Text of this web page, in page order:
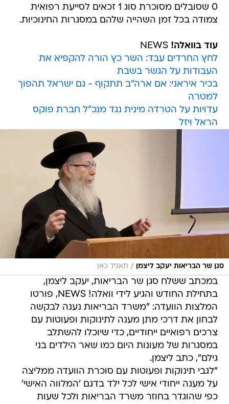
0 שסובלים מסוכרת סוג 1 זכאים לסייעת רפואית
צמודה בכל זמן השהייה שלהם במסגרות החינוכיות.
עוד בוואלה! NEWS
לחץ החרדים עבד: השר כץ הורה להקפיא את
העבודות על הגשר בשבת
בכיר איראני: אם ארה"ב תתקוף - גם ישראל תהפוך
למטרה
עדויות על הטרדה מינית נגד מנכ"ל חברת פוקס
הראל ויזל
סגן שר הבריאות יעקב ליצמן / תאגיד כאן
במכתב ששלח סגן שר הבריאות, יעקב ליצמן,
בתחילת החודש והגיע לידי וואלה! NEWS, פורטו
המלצות הוועדה: "משרד הבריאות נענה לבקשה
לבחון את דרכי מתן מענה לתינוקות ופעוטות עם
צרכים רפואיים ייחודיים, כדי שיוכלו להשתלב
במסגרות של מעונות היום כמו שאר הילדים בני
גילם", כתב ליצמן.
"לגבי תינוקות ופעוטות עם סוכרת הוועדה ממליצה
על מענה ייחודי אישי לכל ילד בדגם 'המלווה האישי'
כפי שהוגדר בחוזר משרד הבריאות ולכל שעות